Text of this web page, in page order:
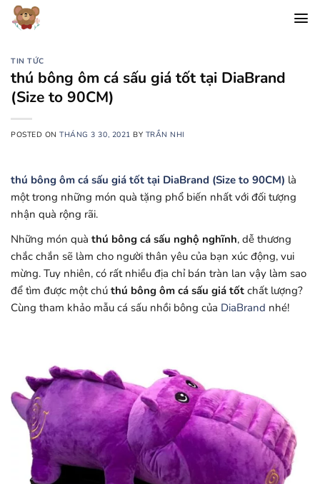
Chuyển
đến
dungTIN TỨC
thú bông ôm cá sấu giá tốt tại DiaBrand
(Size to 90CM)
POSTED ONTHÁNG 3 30, 2021 BY TRẦN NHI
thú bông ôm cá sấu giá tốt tại DiaBrand (Size to 90CM) là
một trong những món quà tặng phổ biến nhất với đối tượng
nhận quà rộng rãi.
Những món quà thú bông cá sấu nghộ nghĩnh, dễ thương
chắc chắn sẽ làm cho người thân yêu của bạn xúc động, vui
mừng. Tuy nhiên, có rất nhiều địa chỉ bán tràn lan vậy làm sao
để tìm được một chú thú bông ôm cá sấu giá tốt chất lượng?
Cùng tham khảo mẫu cá sấu nhồi bông của DiaBrand nhé!